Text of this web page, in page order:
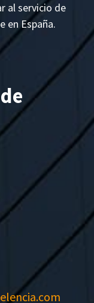
al servicio de
en España.